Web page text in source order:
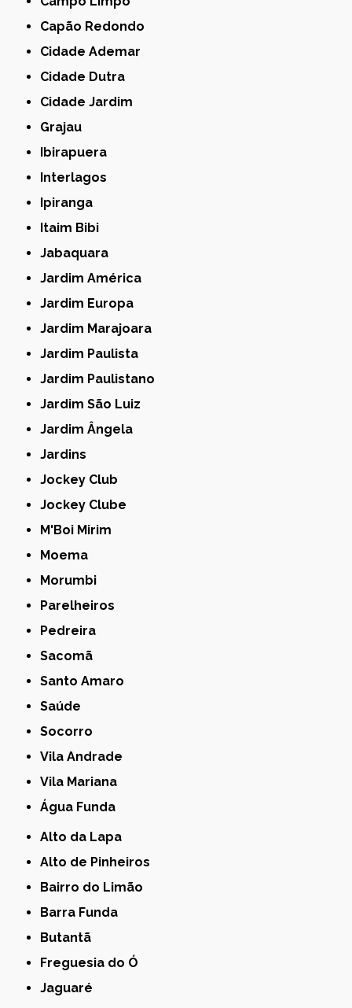
Capão Redondo
Cidade Ademar
Cidade Dutra
Cidade Jardim
Grajau
Ibirapuera
Interlagos
Ipiranga
Itaim Bibi
Jabaquara
Jardim América
Jardim Europa
Jardim Marajoara
Jardim Paulista
Jardim Paulistano
Jardim São Luiz
Jardim Ângela
Jardins
Jockey Club
Jockey Clube
M'Boi Mirim
Moema
Morumbi
Parelheiros
Pedreira
Sacomã
Santo Amaro
Saúde
Socorro
Vila Andrade
Vila Mariana
Água Funda
Alto da Lapa
Alto de Pinheiros
Bairro do Limão
Barra Funda
Butantã
Freguesia do Ó
Jaguaré